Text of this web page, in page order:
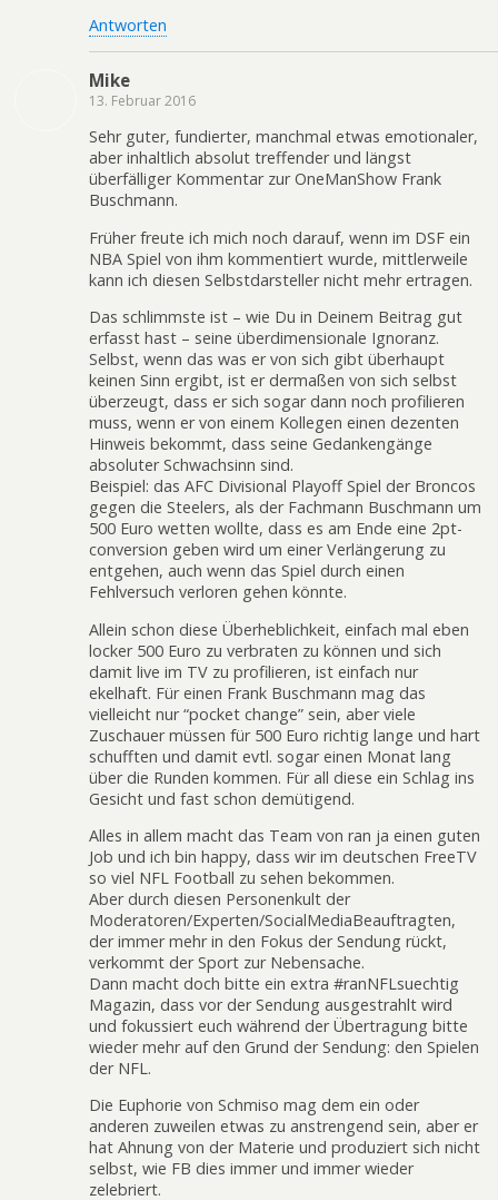
Antworten
Mike
13. Februar 2016
Sehr guter, fundierter, manchmal etwas emotionaler,
aber inhaltlich absolut treffender und längst
überfälliger Kommentar zur OneManShow Frank
Buschmann.
Früher freute ich mich noch darauf, wenn im DSF ein
NBA Spiel von ihm kommentiert wurde, mittlerweile
kann ich diesen Selbstdarsteller nicht mehr ertragen.
Das schlimmste ist – wie Du in Deinem Beitrag gut
erfasst hast – seine überdimensionale Ignoranz.
Selbst, wenn das was er von sich gibt überhaupt
keinen Sinn ergibt, ist er dermaßen von sich selbst
überzeugt, dass er sich sogar dann noch profilieren
muss, wenn er von einem Kollegen einen dezenten
Hinweis bekommt, dass seine Gedankengänge
absoluter Schwachsinn sind.
Beispiel: das AFC Divisional Playoff Spiel der Broncos
gegen die Steelers, als der Fachmann Buschmann um
500 Euro wetten wollte, dass es am Ende eine 2pt-
conversion geben wird um einer Verlängerung zu
entgehen, auch wenn das Spiel durch einen
Fehlversuch verloren gehen könnte.
Allein schon diese Überheblichkeit, einfach mal eben
locker 500 Euro zu verbraten zu können und sich
damit live im TV zu profilieren, ist einfach nur
ekelhaft. Für einen Frank Buschmann mag das
vielleicht nur “pocket change” sein, aber viele
Zuschauer müssen für 500 Euro richtig lange und hart
schufften und damit evtl. sogar einen Monat lang
über die Runden kommen. Für all diese ein Schlag ins
Gesicht und fast schon demütigend.
Alles in allem macht das Team von ran ja einen guten
Job und ich bin happy, dass wir im deutschen FreeTV
so viel NFL Football zu sehen bekommen.
Aber durch diesen Personenkult der
Moderatoren/Experten/SocialMediaBeauftragten,
der immer mehr in den Fokus der Sendung rückt,
verkommt der Sport zur Nebensache.
Dann macht doch bitte ein extra #ranNFLsuechtig
Magazin, dass vor der Sendung ausgestrahlt wird
und fokussiert euch während der Übertragung bitte
wieder mehr auf den Grund der Sendung: den Spielen
der NFL.
Die Euphorie von Schmiso mag dem ein oder
anderen zuweilen etwas zu anstrengend sein, aber er
hat Ahnung von der Materie und produziert sich nicht
selbst, wie FB dies immer und immer wieder
zelebriert.